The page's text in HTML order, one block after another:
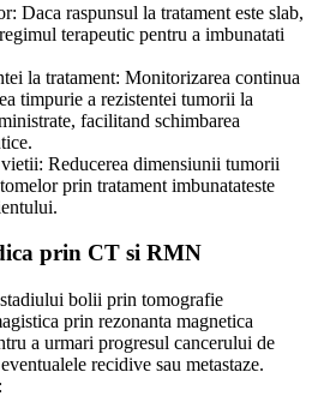
Daca raspunsul la tratament este slab,
terapeutic pentru a imbunatati
la tratament: Monitorizarea continua
timpurie a rezistentei tumorii la
facilitand schimbarea
Reducerea dimensiunii tumorii
prin tratament imbunatateste
prin CT si RMN
bolii prin tomografie
prin rezonanta magnetica
a urmari progresul cancerului de
recidive sau metastaze.